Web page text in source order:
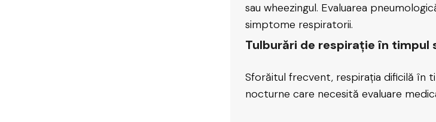
sau wheezingul. Evaluarea
simptome respiratorii.
Tulburări de respirație în timpul
Sforăitul frecvent, respirația dificilă în
nocturne care necesită evaluare